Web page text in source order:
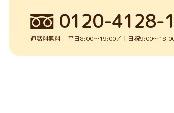
0120-4128-
通話料無料 ［平日8:00～19:00／土日祝9:00～18:00